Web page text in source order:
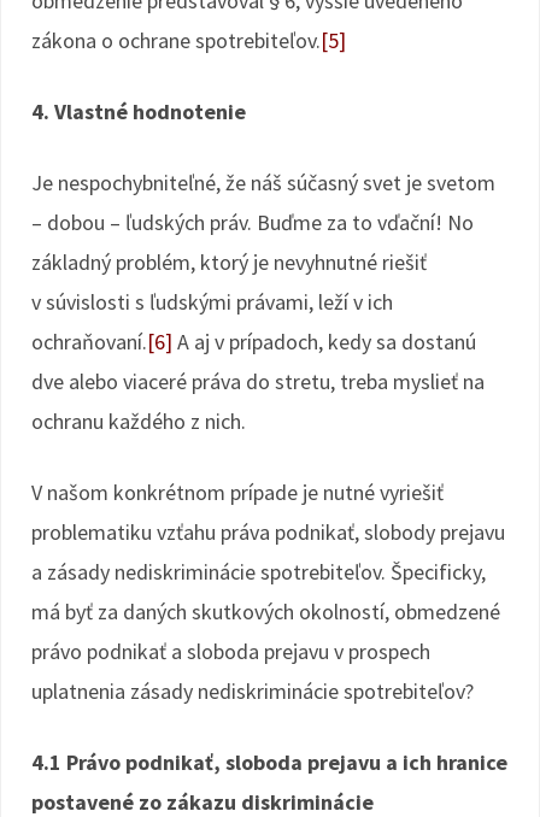
zákona o ochrane spotrebiteľov.[5]
4. Vlastné hodnotenie
Je nespochybniteľné, že náš súčasný svet je svetom
– dobou – ľudských práv. Buďme za to vďační! No
základný problém, ktorý je nevyhnutné riešiť
v súvislosti s ľudskými právami, leží v ich
ochraňovaní.[6] A aj v prípadoch, kedy sa dostanú
dve alebo viaceré práva do stretu, treba myslieť na
ochranu každého z nich.
V našom konkrétnom prípade je nutné vyriešiť
problematiku vzťahu práva podnikať, slobody prejavu
a zásady nediskriminácie spotrebiteľov. Špecificky,
má byť za daných skutkových okolností, obmedzené
právo podnikať a sloboda prejavu v prospech
uplatnenia zásady nediskriminácie spotrebiteľov?
4.1 Právo podnikať, sloboda prejavu a ich hranice
postavené zo zákazu diskriminácie